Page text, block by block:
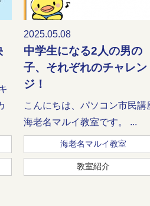
2025.05.08
中学生になる2人の男の
子、それぞれのチャレン
ジ！
こんにちは、パソコン市民講
海老名マルイ教室です。 ...
海老名マルイ教室
教室紹介